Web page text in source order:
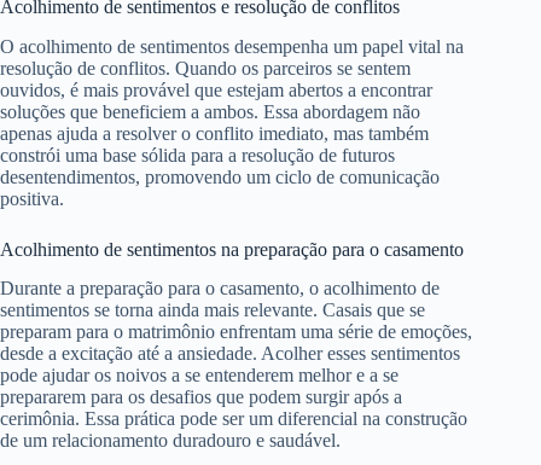
Acolhimento de sentimentos e resolução de conflitos
O acolhimento de sentimentos desempenha um papel vital na
resolução de conflitos. Quando os parceiros se sentem
ouvidos, é mais provável que estejam abertos a encontrar
soluções que beneficiem a ambos. Essa abordagem não
apenas ajuda a resolver o conflito imediato, mas também
constrói uma base sólida para a resolução de futuros
desentendimentos, promovendo um ciclo de comunicação
positiva.
Acolhimento de sentimentos na preparação para o casamento
Durante a preparação para o casamento, o acolhimento de
sentimentos se torna ainda mais relevante. Casais que se
preparam para o matrimônio enfrentam uma série de emoções,
desde a excitação até a ansiedade. Acolher esses sentimentos
pode ajudar os noivos a se entenderem melhor e a se
prepararem para os desafios que podem surgir após a
cerimônia. Essa prática pode ser um diferencial na construção
de um relacionamento duradouro e saudável.